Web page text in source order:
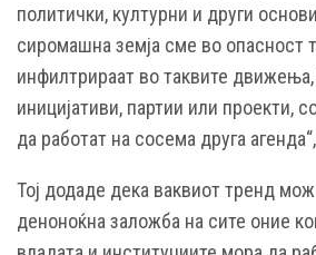
политички, културни и други
сиромашна земја сме во опасност
инфилтрираат во таквите
иницијативи, партии или проекти,
да работат на сосема друга
Тој додаде дека ваквиот тренд
деноноќна заложба на сите оние